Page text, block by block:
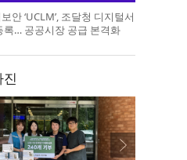
안 ‘UCLM’, 조달청 디지털서
록… 공공시장 공급 본격화
진